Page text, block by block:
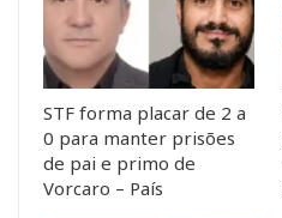
STF forma placar de 2 a
0 para manter prisões
de pai e primo de
Vorcaro – País